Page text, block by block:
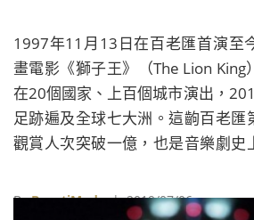
1997年11月13日在百老匯首演至
畫電影《獅子王》（The Lion King
在20個國家、上百個城市演出，
足跡遍及全球七大洲。這齣百老匯
觀賞人次突破一億，也是音樂劇史
錄的表演。
ByBeautiMode| 2019/07/06